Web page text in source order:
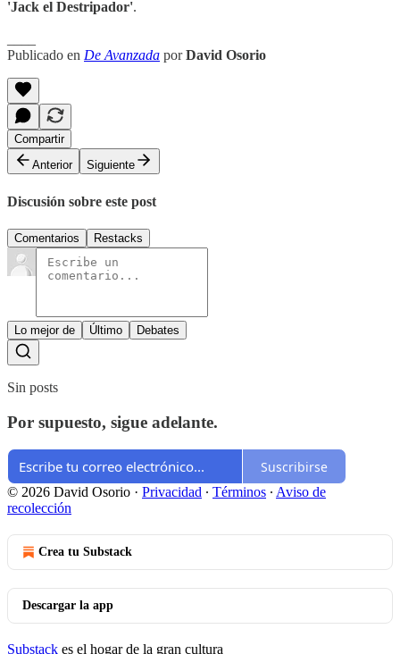
'Jack el Destripador'.
Publicado en De Avanzada porDavid Osorio
Compartir
Anterior
Siguiente
Discusión sobre este post
Comentarios Restacks
Lo mejor de Último Debates
Sin posts
Por supuesto, sigue adelante.
Suscribirse
© 2026 David Osorio · Privacidad ∙ Términos ∙ Aviso de
recolección
Crea tu Substack
Descargar la app
Substack es el hogar de la gran cultura